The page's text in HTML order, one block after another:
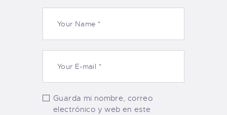
Guarda mi nombre, correo
electrónico y web en este